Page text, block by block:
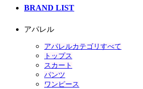
BRAND LIST
アパレル
アパレルカテゴリすべて
トップス
スカート
パンツ
ワンピース